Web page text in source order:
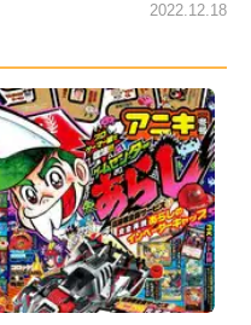
2022.12.18